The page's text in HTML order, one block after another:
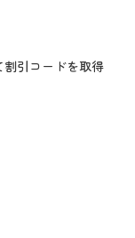
引コードを取得